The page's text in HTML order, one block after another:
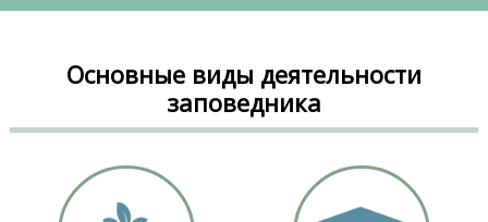
Основные виды деятельности
заповедника